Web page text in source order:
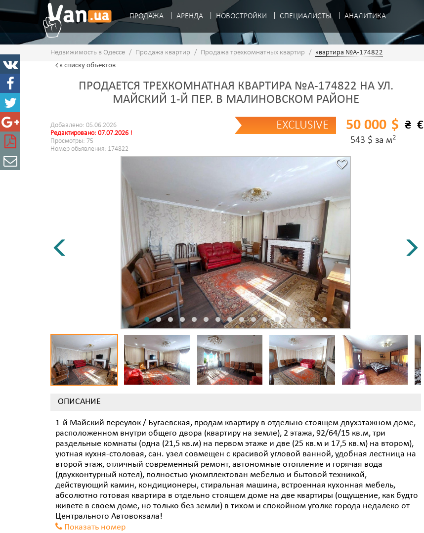
ПРОДАЖА АРЕНДА НОВОСТРОЙКИ СПЕЦИАЛИСТЫ АНАЛИТИКА
Недвижимость в Одессе / Продажа квартир / Продажа трехкомнатных квартир / квартира №A-174822
к спискуобъектов
ПРОДАЕТСЯ ТРЕХКОМНАТНАЯ КВАРТИРА №A-174822 НА УЛ.
МАЙСКИЙ 1-Й ПЕР. В МАЛИНОВСКОМ РАЙОНЕ
Добавлено: 05.06.2026
Редактировано: 07.07.2026 !
Просмотры: 75
Номер обьявления: 174822
$ ₴ €
50 000
543 $ за м2
EXCLUSIVE
ОПИСАНИЕ
1-й Майский переулок / Бугаевская, продам квартиру в отдельно стоящем двухэтажном доме,
расположенном внутри общего двора (квартиру на земле), 2 этажа, 92/64/15 кв.м, три
раздельные комнаты (одна (21,5 кв.м) на первом этаже и две (25 кв.м и 17,5 кв.м) на втором),
уютная кухня-столовая, сан. узел совмещен с красивой угловой ванной, удобная лестница на
второй этаж, отличный современный ремонт, автономные отопление и горячая вода
(двухконтурный котел), полностью укомплектован мебелью и бытовой техникой,
действующий камин, кондиционеры, стиральная машина, встроенная кухонная мебель,
абсолютно готовая квартира в отдельно стоящем доме на две квартиры (ощущение, как будто
живете в своем доме, но только без земли) в тихом и спокойном уголке города недалеко от
Центрального Автовокзала!
Показать номер